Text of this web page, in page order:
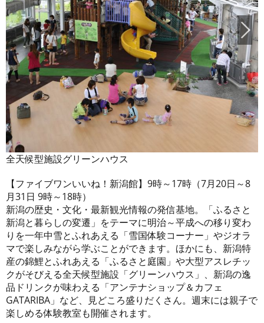
全天候型施設グリーンハウス
【ファイブワンいいね！新潟館】9時～17時（7月20日～8
月31日 9時～18時）
新潟の歴史・文化・最新観光情報の発信基地。「ふるさと
新潟と暮らしの変遷」をテーマに明治～平成への移り変わ
りを一年中雪とふれあえる「雪国体験コーナー」やジオラ
マで楽しみながら学ぶことができます。ほかにも、新潟特
産の錦鯉とふれあえる「ふるさと庭園」や大型アスレチッ
クがそびえる全天候型施設「グリーンハウス」、新潟の逸
品ドリンクが味わえる「アンテナショップ＆カフェ
GATARIBA」など、見どころ盛りだくさん。週末には親子で
楽しめる体験教室も開催されます。